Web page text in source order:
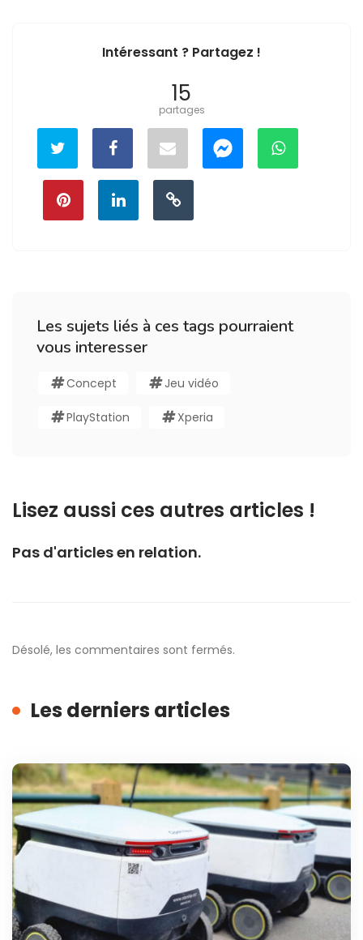
Intéressant ? Partagez !
15
partages
Les sujets liés à ces tags pourraient
vous interesser
Concept Jeu vidéo
PlayStation Xperia
Lisez aussi ces autres articles !
Pas d'articles en relation.
Désolé, les commentaires sont fermés.
Les derniers articles